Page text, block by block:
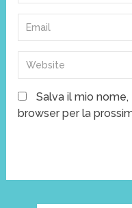
Salva il mio
browser per la